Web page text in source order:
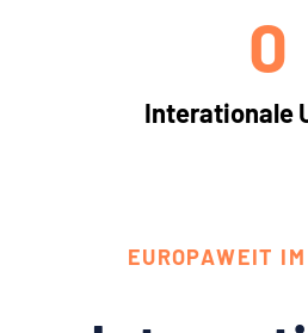
Interationale
0
EUROPAWEIT